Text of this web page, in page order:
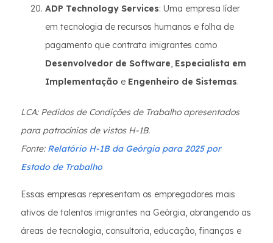
ADP Technology Services: Uma empresa líder
em tecnologia de recursos humanos e folha de
pagamento que contrata imigrantes como
Desenvolvedor de Software, Especialista em
Implementação e Engenheiro de Sistemas.
LCA: Pedidos de Condições de Trabalho apresentados
para patrocínios de vistos H-1B.
Fonte: Relatório H-1B da Geórgia para 2025 por
Estado de Trabalho
Essas empresas representam os empregadores mais
ativos de talentos imigrantes na Geórgia, abrangendo as
áreas de tecnologia, consultoria, educação, finanças e